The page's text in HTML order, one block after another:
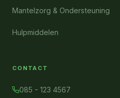
Mantelzorg & Ondersteuning
Hulpmiddelen
CONTACT
085 - 123 4567